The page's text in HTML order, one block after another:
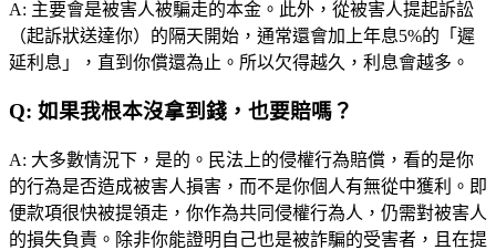
A: 主要會是被害人被騙走的本金。此外，從被害人提起訴訟
（起訴狀送達你）的隔天開始，通常還會加上年息5%的「遲
延利息」，直到你償還為止。所以欠得越久，利息會越多。
Q: 如果我根本沒拿到錢，也要賠嗎？
A: 大多數情況下，是的。民法上的侵權行為賠償，看的是你
的行為是否造成被害人損害，而不是你個人有無從中獲利。即
便款項很快被提領走，你作為共同侵權行為人，仍需對被害人
的損失負責。除非你能證明自己也是被詐騙的受害者，且在提